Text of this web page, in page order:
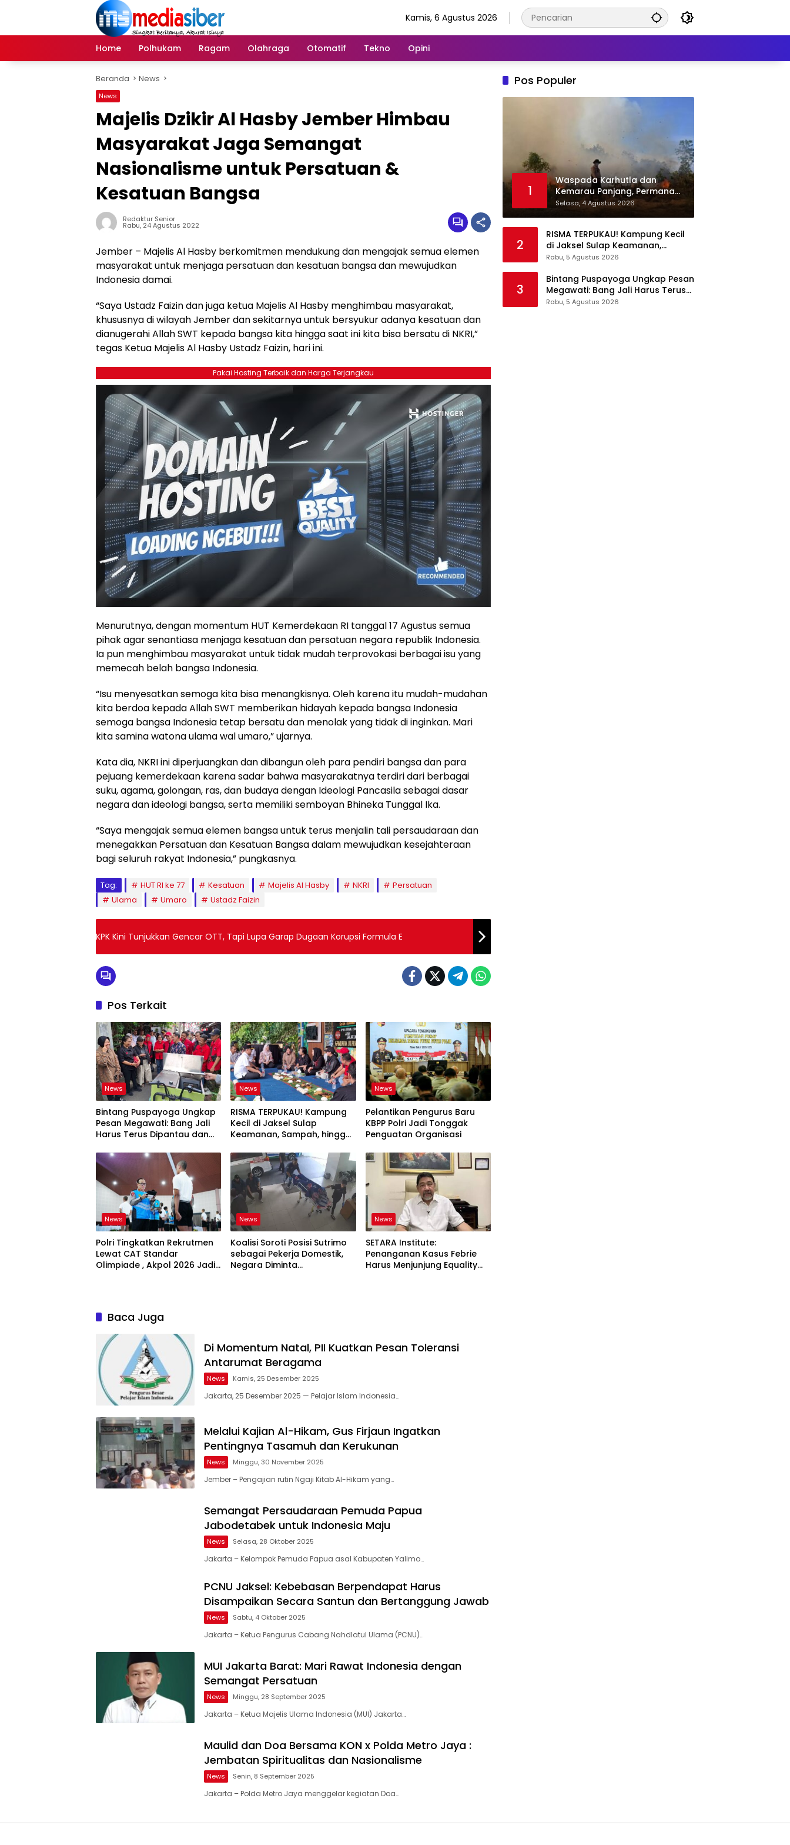
Kamis, 6 Agustus 2026
Home Polhukam Ragam Olahraga Otomatif Tekno Opini
Beranda News
News
Majelis Dzikir Al Hasby Jember Himbau
Masyarakat Jaga Semangat
Nasionalisme untuk Persatuan &
Kesatuan Bangsa
Redaktur Senior
Rabu, 24 Agustus 2022
Jember – Majelis Al Hasby berkomitmen mendukung dan mengajak semua elemen
masyarakat untuk menjaga persatuan dan kesatuan bangsa dan mewujudkan
Indonesia damai.
“Saya Ustadz Faizin dan juga ketua Majelis Al Hasby menghimbau masyarakat,
khususnya di wilayah Jember dan sekitarnya untuk bersyukur adanya kesatuan dan
dianugerahi Allah SWT kepada bangsa kita hingga saat ini kita bisa bersatu di NKRI,”
tegas Ketua Majelis Al Hasby Ustadz Faizin, hari ini.
Pakai Hosting Terbaik dan Harga Terjangkau
Menurutnya, dengan momentum HUT Kemerdekaan RI tanggal 17 Agustus semua
pihak agar senantiasa menjaga kesatuan dan persatuan negara republik Indonesia.
Ia pun menghimbau masyarakat untuk tidak mudah terprovokasi berbagai isu yang
memecah belah bangsa Indonesia.
“Isu menyesatkan semoga kita bisa menangkisnya. Oleh karena itu mudah-mudahan
kita berdoa kepada Allah SWT memberikan hidayah kepada bangsa Indonesia
semoga bangsa Indonesia tetap bersatu dan menolak yang tidak di inginkan. Mari
kita samina watona ulama wal umaro,” ujarnya.
Kata dia, NKRI ini diperjuangkan dan dibangun oleh para pendiri bangsa dan para
pejuang kemerdekaan karena sadar bahwa masyarakatnya terdiri dari berbagai
suku, agama, golongan, ras, dan budaya dengan Ideologi Pancasila sebagai dasar
negara dan ideologi bangsa, serta memiliki semboyan Bhineka Tunggal Ika.
“Saya mengajak semua elemen bangsa untuk terus menjalin tali persaudaraan dan
menegakkan Persatuan dan Kesatuan Bangsa dalam mewujudkan kesejahteraan
bagi seluruh rakyat Indonesia,” pungkasnya.
Tag: HUT RI ke 77 Kesatuan Majelis Al Hasby NKRI
Persatuan
Ulama
Umaro Ustadz Faizin
KPK Kini Tunjukkan Gencar OTT, Tapi Lupa Garap Dugaan Korupsi Formula E
Pos Terkait
News
Bintang Puspayoga Ungkap
Pesan Megawati: Bang Jali
Harus Terus Dipantau dan
News
RISMA TERPUKAU! Kampung
Kecil di Jaksel Sulap
Keamanan, Sampah, hingga
Sistem
News
Pelantikan Pengurus Baru
KBPP Polri Jadi Tonggak
Penguatan Organisasi
News
Polri Tingkatkan Rekrutmen
Lewat CAT Standar
Olimpiade , Akpol 2026 Jadi
News
Koalisi Soroti Posisi Sutrimo
sebagai Pekerja Domestik,
Negara Diminta
News
SETARA Institute:
Penanganan Kasus Febrie
Harus Menjunjung Equality
Baca Juga
Di Momentum Natal, PII Kuatkan Pesan Toleransi
Antarumat Beragama
News Kamis, 25 Desember 2025
Jakarta, 25 Desember 2025 — Pelajar Islam Indonesia…
Melalui Kajian Al-Hikam, Gus Firjaun Ingatkan
Pentingnya Tasamuh dan Kerukunan
News Minggu, 30 November 2025
Jember – Pengajian rutin Ngaji Kitab Al-Hikam yang…
Semangat Persaudaraan Pemuda Papua
Jabodetabek untuk Indonesia Maju
News Selasa, 28 Oktober 2025
Jakarta – Kelompok Pemuda Papua asal Kabupaten Yalimo…
PCNU Jaksel: Kebebasan Berpendapat Harus
Disampaikan Secara Santun dan Bertanggung Jawab
News Sabtu, 4 Oktober 2025
Jakarta – Ketua Pengurus Cabang Nahdlatul Ulama (PCNU)…
MUI Jakarta Barat: Mari Rawat Indonesia dengan
Semangat Persatuan
News Minggu, 28 September 2025
Jakarta – Ketua Majelis Ulama Indonesia (MUI) Jakarta…
Maulid dan Doa Bersama KON x Polda Metro Jaya :
Jembatan Spiritualitas dan Nasionalisme
News Senin, 8 September 2025
Jakarta – Polda Metro Jaya menggelar kegiatan Doa…
Pos Populer
1
Waspada Karhutla dan
Kemarau Panjang, Permana
Irmansyah Tekankan Mitigasi
Berbasis Komunitas
Selasa, 4 Agustus 2026
2
RISMA TERPUKAU! Kampung Kecil
di Jaksel Sulap Keamanan,
Sampah, hingga Ketahanan
Rabu, 5 Agustus 2026
3
Bintang Puspayoga Ungkap Pesan
Megawati: Bang Jali Harus Terus
Dipantau dan Dikembangkan
Rabu, 5 Agustus 2026